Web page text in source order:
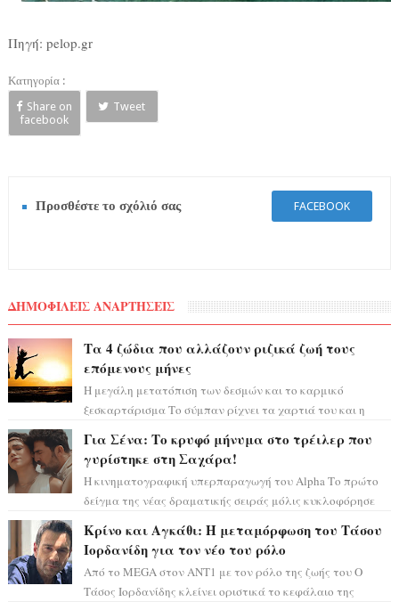
Πηγή: pelop.gr
Κατηγορία :
Share on
facebook
Tweet
Προσθέστε το σχόλιό σας FACEBOOK
ΔΗΜΟΦΙΛΕΙΣ ΑΝΑΡΤΗΣΕΙΣ
Τα 4 ζώδια που αλλάζουν ριζικά ζωή τους
επόμενους μήνες
Η μεγάλη μετατόπιση των δεσμών και το καρμικό
ξεσκαρτάρισμα Το σύμπαν ρίχνει τα χαρτιά του και η
Για Σένα: Το κρυφό μήνυμα στο τρέιλερ που
γυρίστηκε στη Σαχάρα!
Η κινηματογραφική υπερπαραγωγή του Alpha Το πρώτο
δείγμα της νέας δραματικής σειράς μόλις κυκλοφόρησε
Κρίνο και Αγκάθι: Η μεταμόρφωση του Τάσου
Ιορδανίδη για τον νέο του ρόλο
Από το MEGA στον ΑΝΤ1 με τον ρόλο της ζωής του Ο
Τάσος Ιορδανίδης κλείνει οριστικά το κεφάλαιο της